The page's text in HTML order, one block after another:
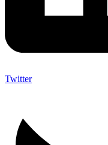
Twitter